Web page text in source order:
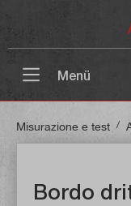
Menü
Misurazione e test /
Bordo